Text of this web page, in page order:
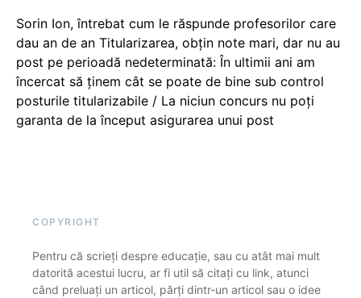
Sorin Ion, întrebat cum le răspunde profesorilor care
dau an de an Titularizarea, obțin note mari, dar nu au
post pe perioadă nedeterminată: În ultimii ani am
încercat să ținem cât se poate de bine sub control
posturile titularizabile / La niciun concurs nu poți
garanta de la început asigurarea unui post
COPYRIGHT
Pentru că scrieți despre educație, sau cu atât mai mult
datorită acestui lucru, ar fi util să citați cu link, atunci
când preluați un articol, părți dintr-un articol sau o idee